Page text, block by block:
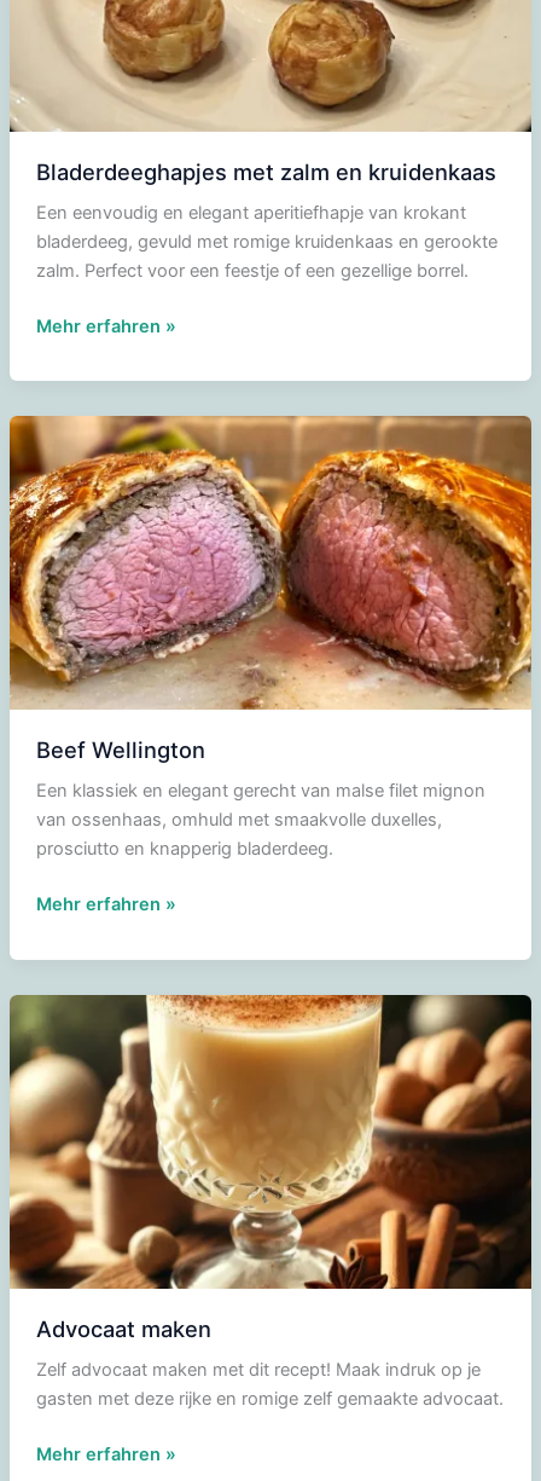
Bladerdeeghapjes met zalm en kruidenkaas
Een eenvoudig en elegant aperitiefhapje van krokant
bladerdeeg, gevuld met romige kruidenkaas en gerookte
zalm. Perfect voor een feestje of een gezellige borrel.
Bladerdeeghapjes
zalm
en
kruidenkaas
Mehr erfahren »
Beef Wellington
Een klassiek en elegant gerecht van malse filet mignon
van ossenhaas, omhuld met smaakvolle duxelles,
prosciutto en knapperig bladerdeeg.
Beef
Mehr erfahren »
Advocaat maken
Zelf advocaat maken met dit recept! Maak indruk op je
gasten met deze rijke en romige zelf gemaakte advocaat.
Advocaat
Mehr erfahren »